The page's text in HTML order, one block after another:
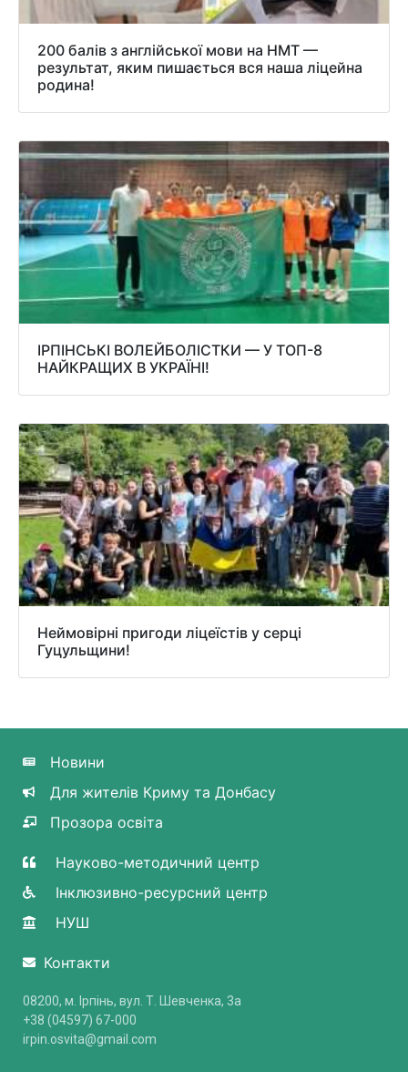
200 балів з англійської мови на НМТ —
результат, яким пишається вся наша ліцейна
родина!
ІРПІНСЬКІ ВОЛЕЙБОЛІСТКИ — У ТОП-8
НАЙКРАЩИХ В УКРАЇНІ!
Неймовірні пригоди ліцеїстів у серці
Гуцульщини!
Новини
Для жителів Криму та Донбасу
Прозора освіта
Науково-методичний центр
Інклюзивно-ресурсний центр
НУШ
Контакти
08200, м. Ірпінь, вул. Т. Шевченка, 3a
+38 (04597) 67-000
irpin.osvita@gmail.com